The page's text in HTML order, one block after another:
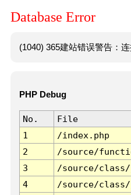
Database Error
(1040) 365建站错误警告：
PHP Debug
No. File
1
/index.php
2
/source/
3
/source/
4
/source/